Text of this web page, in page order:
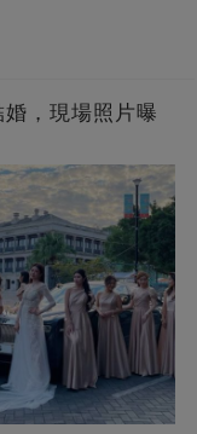
，現場照片曝